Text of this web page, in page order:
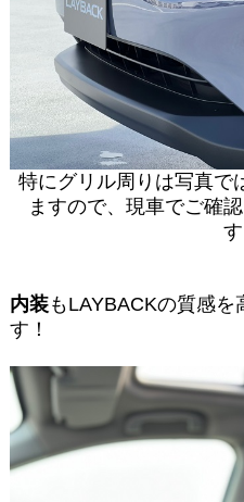
特にグリル周りは写真で
ますので、現車でご確
す
内装もLAYBACKの質感を
す！